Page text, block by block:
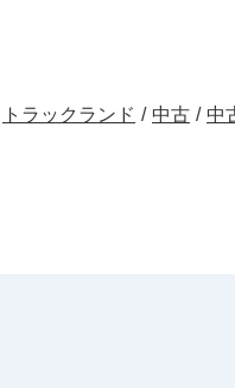
トラックランド / 中古 / 中